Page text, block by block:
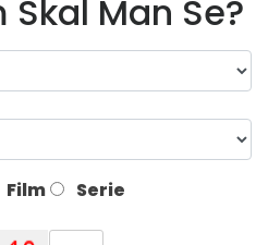
Skal Man Se?
Film Serie